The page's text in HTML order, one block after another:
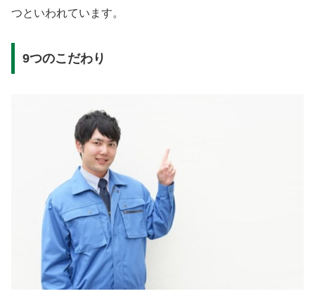
つといわれています。
9つのこだわり